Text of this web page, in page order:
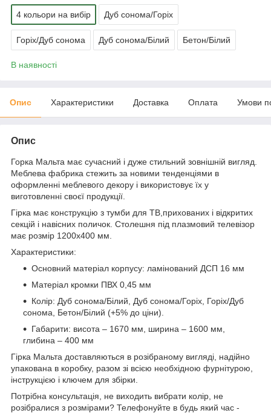
4 кольори на вибір Дуб сонома/Горіх
Горіх/Дуб сонома Дуб сонома/Білий Бетон/Білий
В наявності
Опис Характеристики Доставка Оплата Умови
Опис
Горка Мальта має сучасний і дуже стильний зовнішній вигляд.
Меблева фабрика стежить за новими тенденціями в
оформленні меблевого декору і використовує їх у
виготовленні своєї продукції.
Гірка має конструкцію з тумби для ТВ,прихованих і відкритих
секцій і навісних поличок. Столешня під плазмовий телевізор
має розмір 1200х400 мм.
Характеристики:
Основний матеріал корпусу: ламінований ДСП 16 мм
Матеріал кромки ПВХ 0,45 мм
Колір: Дуб сонома/Білий, Дуб сонома/Горіх, Горіх/Дуб
сонома, Бетон/Білий (+5% до ціни).
Габарити: висота – 1670 мм, ширина – 1600 мм,
глибина – 400 мм
Гірка Мальта доставляються в розібраному вигляді, надійно
упакована в коробку, разом зі всією необхідною фурнітурою,
інструкцією і ключем для збірки.
Потрібна консультація, не виходить вибрати колір, не
розібралися з розмірами? Телефонуйте в будь який час -